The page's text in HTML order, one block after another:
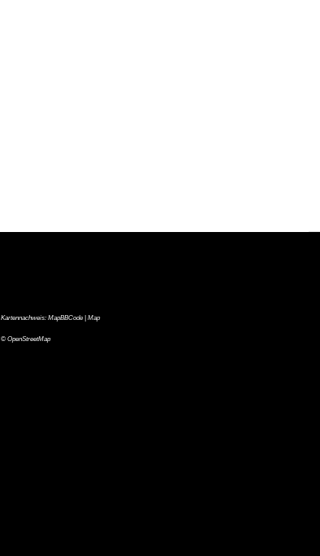
Kartennachweis: MapBBCode| Map
© OpenStreetMap